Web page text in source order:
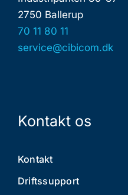
2750 Ballerup
70 11 80 11
service@cibicom.dk
Kontakt os
Kontakt
Driftssupport